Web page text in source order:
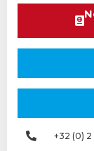
+32 (0) 2